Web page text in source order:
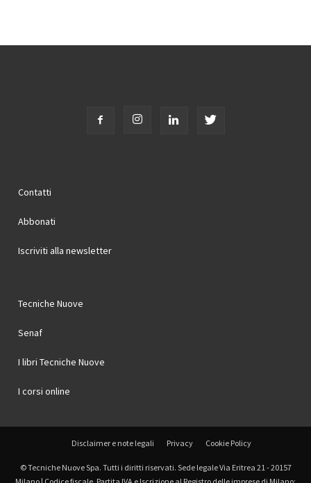
Contatti
Abbonati
Iscriviti alla newsletter
Tecniche Nuove
Senaf
I libri Tecniche Nuove
I corsi online
Disclaimer e note legali Privacy Cookie Policy
© Tecniche Nuove Spa. Tutti i diritti riservati. Sede legale Via Eritrea 21 - 20157